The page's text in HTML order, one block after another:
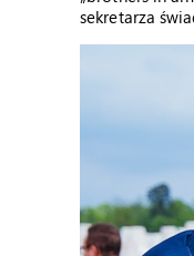
sekretarza